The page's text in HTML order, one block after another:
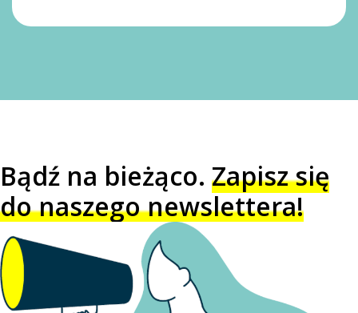
Bądź na bieżąco. Zapisz się
do naszego newslettera!